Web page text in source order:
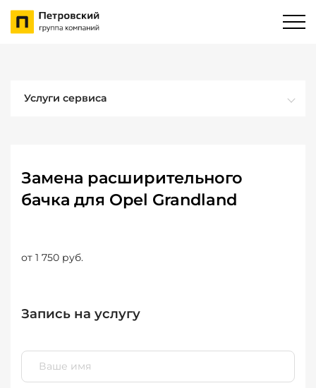
Услуги сервиса
Замена расширительного
бачка для Opel Grandland
от 1 750 руб.
Запись на услугу